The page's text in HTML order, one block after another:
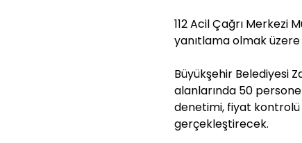
112 Acil Çağrı Merkezi
yanıtlama olmak
Büyükşehir Belediyesi
alanlarında 50
denetimi, fiyat
gerçekleştirecek.